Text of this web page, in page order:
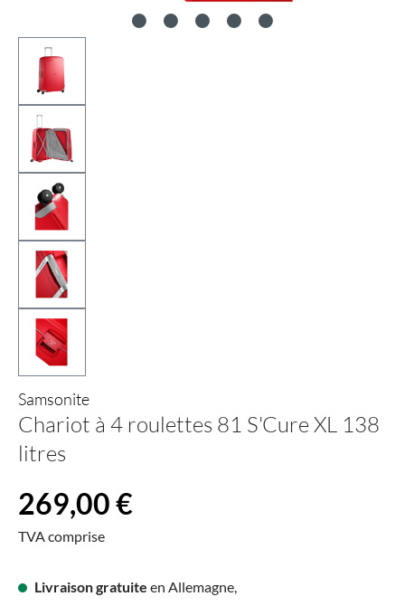
Samsonite
Chariot à 4 roulettes 81 S'Cure XL 138
litres
Prix régulier :
269,00 €
TVA comprise
Livraison gratuite en Allemagne,